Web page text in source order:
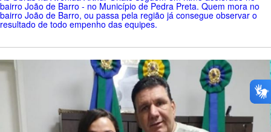
bairro João de Barro - no Município de Pedra Preta. Quem mora no
bairro João de Barro, ou passa pela região já consegue observar o
resultado de todo empenho das equipes.